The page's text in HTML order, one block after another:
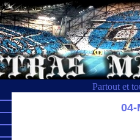
Partout et
04-